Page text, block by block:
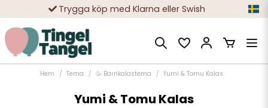
Trygga köp med Klarna eller Swish
10 000-tals nöjda kunder
Hem Tema 🥳 Barnkalastema Yumi & Tomu Kalas
Yumi & Tomu Kalas